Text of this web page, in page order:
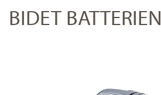
BIDET BATTERIEN